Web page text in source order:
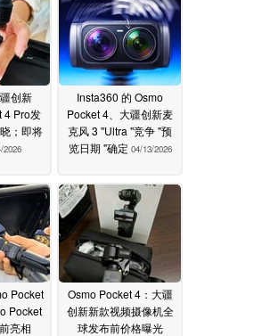
创新
4 Pro发
；即将
2026
Insta360 的 Osmo
Pocket 4、大疆创新麦
克风 3 "Ultra "竞争 "预
览日期 "确定 04/13/2026
Pocket
Pocket
亮相
Osmo Pocket 4：大疆
创新新款视频摄像机全
球发布前价格曝光